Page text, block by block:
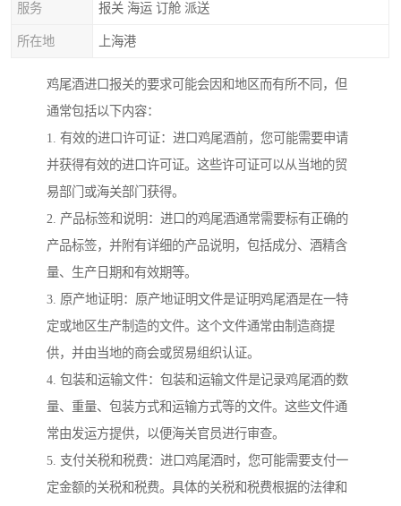
服务 报关 海运 订舱 派送
所在地 上海港
鸡尾酒进口报关的要求可能会因和地区而有所不同，但
通常包括以下内容：
1. 有效的进口许可证：进口鸡尾酒前，您可能需要申请
并获得有效的进口许可证。这些许可证可以从当地的贸
易部门或海关部门获得。
2. 产品标签和说明：进口的鸡尾酒通常需要标有正确的
产品标签，并附有详细的产品说明，包括成分、酒精含
量、生产日期和有效期等。
3. 原产地证明：原产地证明文件是证明鸡尾酒是在一特
定或地区生产制造的文件。这个文件通常由制造商提
供，并由当地的商会或贸易组织认证。
4. 包装和运输文件：包装和运输文件是记录鸡尾酒的数
量、重量、包装方式和运输方式等的文件。这些文件通
常由发运方提供，以便海关官员进行审查。
5. 支付关税和税费：进口鸡尾酒时，您可能需要支付一
定金额的关税和税费。具体的关税和税费根据的法律和